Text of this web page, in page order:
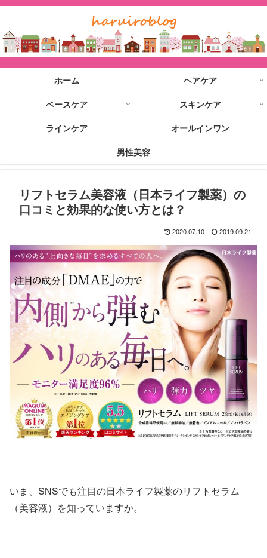
ホーム
ヘアケア
ベースケア
スキンケア
ラインケア
オールインワン
男性美容
リフトセラム美容液（日本ライフ製薬）の
口コミと効果的な使い方とは？
2020.07.10 2019.09.21
いま、SNSでも注目の日本ライフ製薬のリフトセラム
（美容液）を知っていますか。